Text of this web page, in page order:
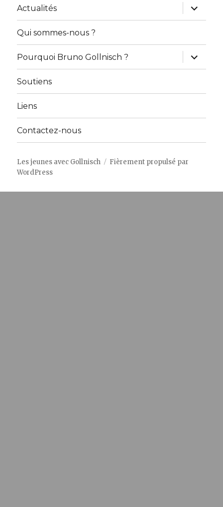
Actualités
ouvrir
le
sous-
Qui sommes-nous ?
Pourquoi Bruno Gollnisch ?
ouvrir
le
sous-
Soutiens
Liens
Contactez-nous
Les jeunes avec Gollnisch
Fièrement propulsé par
WordPress